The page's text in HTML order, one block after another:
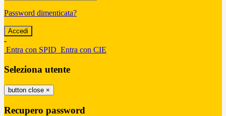
Password dimenticata?
-
Entra con SPID Entra con CIE
Seleziona utente
button close ×
Recupero password